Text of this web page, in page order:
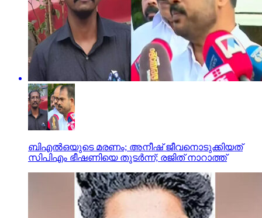
ബിഎല്‍ഒയുടെ മരണം; അനീഷ് ജീവനൊടുക്കിയത്
സിപിഎം ഭീഷണിയെ തുടര്‍ന്ന്; രജിത് നാറാത്ത്